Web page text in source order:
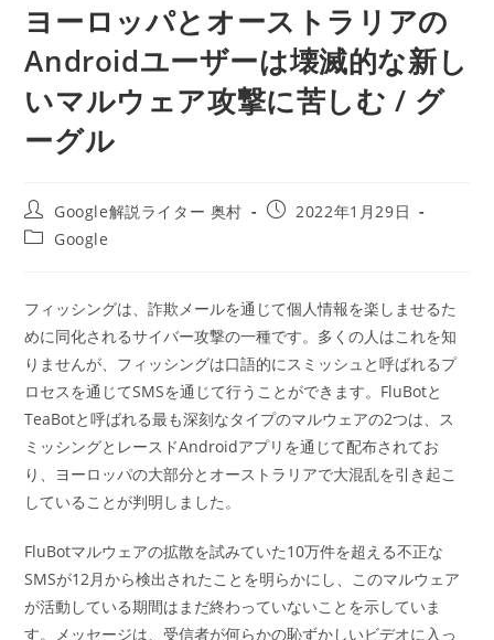
ヨーロッパとオーストラリアの
Androidユーザーは壊滅的な新し
いマルウェア攻撃に苦しむ / グ
ーグル
投
稿
者:
Google解説ライター 奥村
投
2022年1月29日
投
テ
ゴ
リ
ー:
Google
フィッシングは、詐欺メールを通じて個人情報を楽しませるた
めに同化されるサイバー攻撃の一種です。多くの人はこれを知
りませんが、フィッシングは口語的にスミッシュと呼ばれるプ
ロセスを通じてSMSを通じて行うことができます。FluBotと
TeaBotと呼ばれる最も深刻なタイプのマルウェアの2つは、ス
ミッシングとレースドAndroidアプリを通じて配布されてお
り、ヨーロッパの大部分とオーストラリアで大混乱を引き起こ
していることが判明しました。
FluBotマルウェアの拡散を試みていた10万件を超える不正な
SMSが12月から検出されたことを明らかにし、このマルウェア
が活動している期間はまだ終わっていないことを示していま
す。メッセージは、受信者が何らかの恥ずかしいビデオに入っ